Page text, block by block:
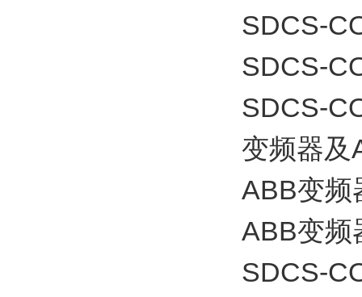
SDCS-
SDCS-
SDCS-
变频器及
ABB变
ABB变频
SDCS-